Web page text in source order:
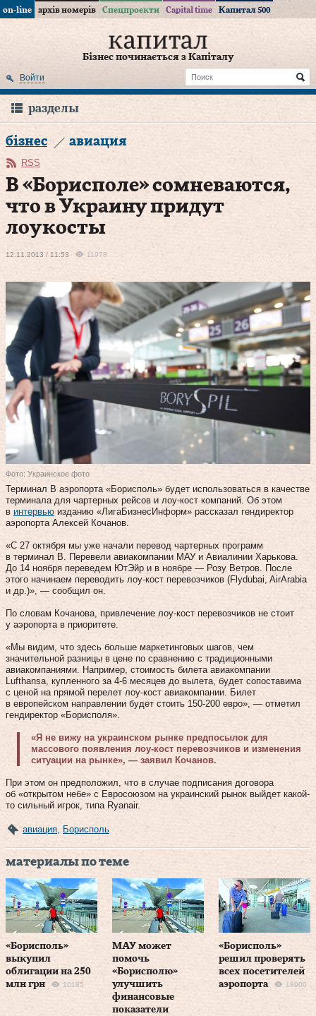
on-line архів номерів Спецпроекти Capital time Капитал 500
Бізнес починається з Капіталу
Войти
разделы
бізнес авиация
RSS
В «Борисполе» сомневаются,
что в Украину придут
лоукосты
12.11.2013 / 11:53 11978
Фото: Украинское фото
Терминал B аэропорта «Борисполь» будет использоваться в качестве
терминала для чартерных рейсов и лоу-кост компаний. Об этом
в интервью изданию «ЛигаБизнесИнформ» рассказал гендиректор
аэропорта Алексей Кочанов.
«С 27 октября мы уже начали перевод чартерных программ
в терминал В. Перевели авиакомпании МАУ и Авиалинии Харькова.
До 14 ноября переведем ЮтЭйр и в ноябре — Розу Ветров. После
этого начинаем переводить лоу-кост перевозчиков (Flydubai, AirArabia
и др.)», — сообщил он.
По словам Кочанова, привлечение лоу-кост перевозчиков не стоит
у аэропорта в приоритете.
«Мы видим, что здесь больше маркетинговых шагов, чем
значительной разницы в цене по сравнению с традиционными
авиакомпаниями. Например, стоимость билета авиакомпании
Lufthansa, купленного за 4-6 месяцев до вылета, будет сопоставима
с ценой на прямой перелет лоу-кост авиакомпании. Билет
в европейском направлении будет стоить 150-200 евро», — отметил
гендиректор «Борисполя».
«Я не вижу на украинском рынке предпосылок для
массового появления лоу-кост перевозчиков и изменения
ситуации на рынке», — заявил Кочанов.
При этом он предположил, что в случае подписания договора
об «открытом небе» с Евросоюзом на украинский рынок выйдет какой-
то сильный игрок, типа Ryanair.
авиация Борисполь
материалы по теме
«Борисполь»
выкупил
облигации на 250
млн грн
10185
МАУ может
помочь
«Борисполю»
улучшить
финансовые
показатели
«Борисполь»
решил проверять
всех посетителей
аэропорта
18900